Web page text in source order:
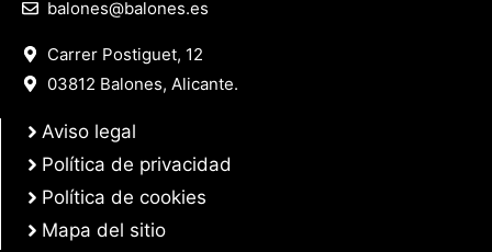
balones@balones.es
Carrer Postiguet, 12
03812 Balones, Alicante.
Aviso legal
Política de privacidad
Política de cookies
Mapa del sitio